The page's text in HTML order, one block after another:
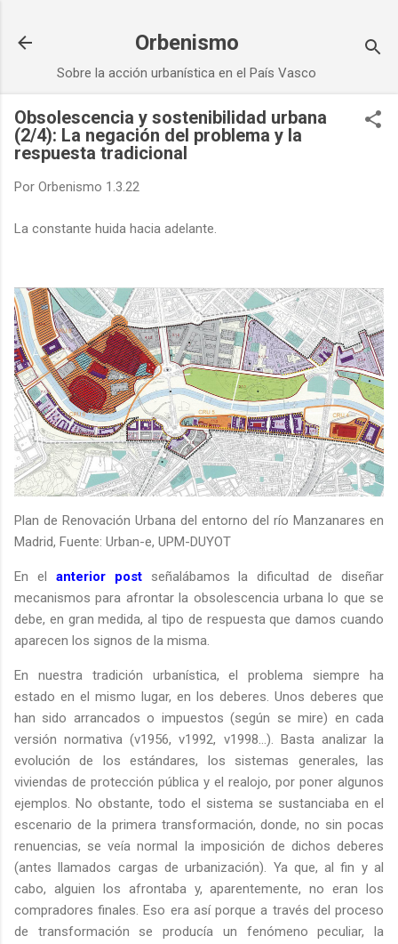
Orbenismo
Sobre la acción urbanística en el País Vasco
Obsolescencia y sostenibilidad urbana
(2/4): La negación del problema y la
respuesta tradicional
Por Orbenismo 1.3.22
La constante huida hacia adelante.
Plan de Renovación Urbana del entorno del río Manzanares en
Madrid, Fuente: Urban-e, UPM-DUYOT
En el anterior postseñalábamos la dificultad de diseñar
mecanismos para afrontar la obsolescencia urbana lo que se
debe, en gran medida, al tipo de respuesta que damos cuando
aparecen los signos de la misma.
En nuestra tradición urbanística, el problema siempre ha
estado en el mismo lugar, en los deberes. Unos deberes que
han sido arrancados o impuestos (según se mire) en cada
versión normativa (v1956, v1992, v1998…). Basta analizar la
evolución de los estándares, los sistemas generales, las
viviendas de protección pública y el realojo, por poner algunos
ejemplos. No obstante, todo el sistema se sustanciaba en el
escenario de la primera transformación, donde, no sin pocas
renuencias, se veía normal la imposición de dichos deberes
(antes llamados cargas de urbanización). Ya que, al fin y al
cabo, alguien los afrontaba y, aparentemente, no eran los
compradores finales. Eso era así porque a través del proceso
de transformación se producía un fenómeno peculiar, la